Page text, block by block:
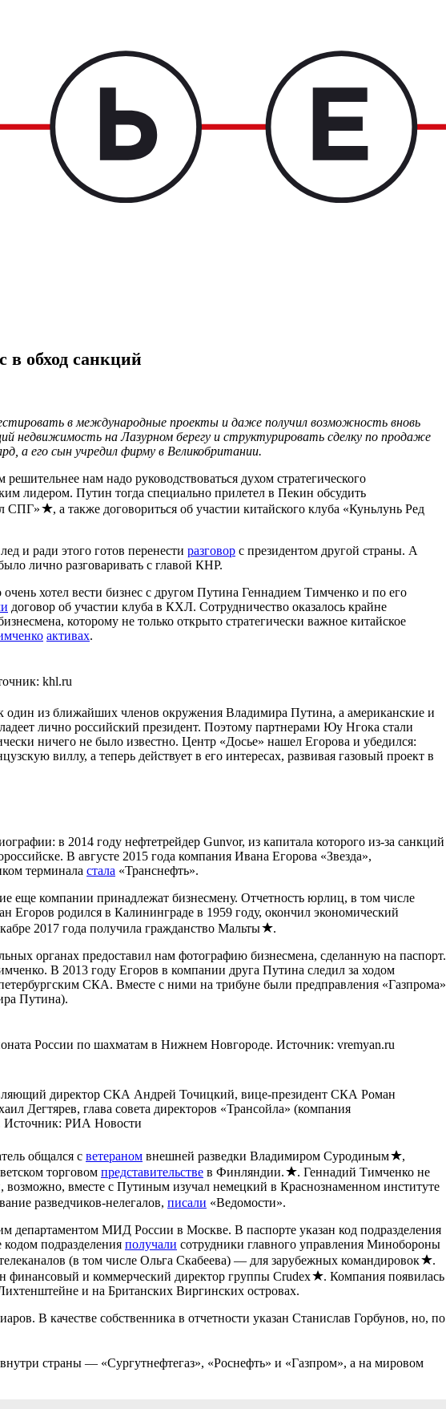
в обход санкций
в международные проекты и даже получил возможность вновь
недвижимость на Лазурном берегу и структурировать сделку по продаже
а его сын учредил фирму в Великобритании.
нам надо руководствоваться духом стратегического
лидером. Путин тогда специально прилетел в Пекин обсудить
СПГ»
, а также договориться об участии китайского клуба «Куньлунь Ред
и ради этого готов перенести разговор с президентом другой страны. А
лично разговаривать с главой КНР.
хотел вести бизнес с другом Путина Геннадием Тимченко и по его
договор об участии клуба в КХЛ. Сотрудничество оказалось крайне
которому не только открыто стратегически важное китайское
активах.
khl.ru
один из ближайших членов окружения Владимира Путина, а американские и
лично российский президент. Поэтому партнерами Юу Нгока стали
ничего не было известно. Центр «Досье» нашел Егорова и убедился:
виллу, а теперь действует в его интересах, развивая газовый проект в
в 2014 году нефтетрейдер Gunvor, из капитала которого из-за санкций
В августе 2015 года компания Ивана Егорова «Звезда»,
терминала стала «Транснефть».
еще компании принадлежат бизнесмену. Отчетность юрлиц, в том числе
Егоров родился в Калининграде в 1959 году, окончил экономический
2017 года получила гражданство Мальты
.
органах предоставил нам фотографию бизнесмена, сделанную на паспорт.
В 2013 году Егоров в компании друга Путина следил за ходом
СКА. Вместе с ними на трибуне были предправления «Газпрома»
Путина).
России по шахматам в Нижнем Новгороде. Источник: vremyan.ru
директор СКА Андрей Точицкий, вице-президент СКА Роман
Дегтярев, глава совета директоров «Трансойла» (компания
Источник: РИА Новости
общался с ветераном внешней разведки Владимиром Суродиным
,
торговом представительстве в Финляндии.
. Геннадий Тимченко не
вместе с Путиным изучал немецкий в Краснознаменном институте
разведчиков-нелегалов, писали «Ведомости».
департаментом МИД России в Москве. В паспорте указан код подразделения
подразделения получали сотрудники главного управления Минобороны
(в том числе Ольга Скабеева) — для зарубежных командировок
.
финансовый и коммерческий директор группы Crudex
. Компания появилась
и на Британских Виргинских островах.
В качестве собственника в отчетности указан Станислав Горбунов, но, по
страны — «Сургутнефтегаз», «Роснефть» и «Газпром», а на мировом